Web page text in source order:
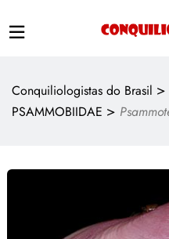
Conquiliologistas do Brasil >
PSAMMOBIIDAE >